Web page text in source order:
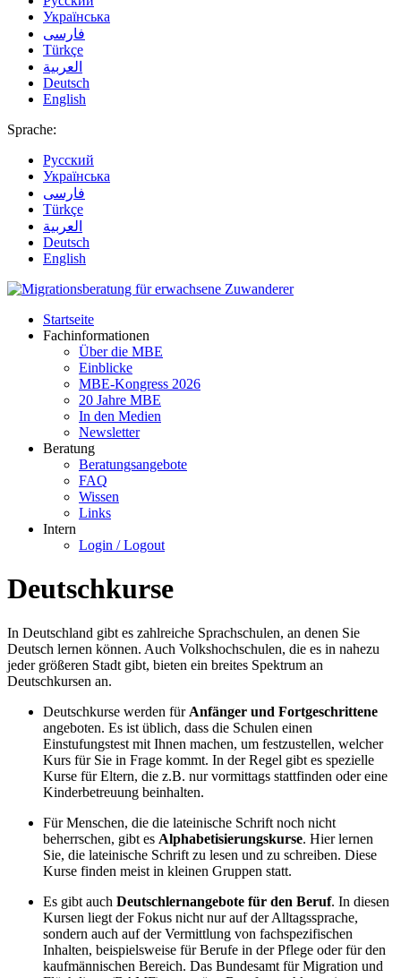
Українська
فارسی
Türkçe
العربية
Deutsch
English
Sprache:
Русский
Українська
فارسی
Türkçe
العربية
Deutsch
English
Startseite
Fachinformationen
Über die MBE
Einblicke
MBE-Kongress 2026
20 Jahre MBE
In den Medien
Newsletter
Beratung
Beratungsangebote
FAQ
Wissen
Links
Intern
Login / Logout
Deutschkurse
In Deutschland gibt es zahlreiche Sprachschulen, an denen Sie
Deutsch lernen können. Auch Volkshochschulen, die es in nahezu
jeder größeren Stadt gibt, bieten ein breites Spektrum an
Deutschkursen an.
Deutschkurse werden für Anfänger und Fortgeschrittene
angeboten. Es ist üblich, dass die Schulen einen
Einstufungstest mit Ihnen machen, um festzustellen, welcher
Kurs für Sie in Frage kommt. In der Regel gibt es spezielle
Kurse für Eltern, die z.B. nur vormittags stattfinden oder eine
Kinderbetreuung beinhalten.
Für Menschen, die die lateinische Schrift noch nicht
beherrschen, gibt es Alphabetisierungskurse. Hier lernen
Sie, die lateinische Schrift zu lesen und zu schreiben. Diese
Kurse finden meist in kleinen Gruppen statt.
Es gibt auch Deutschlernangebote für den Beruf. In diesen
Kursen liegt der Fokus nicht nur auf der Alltagssprache,
sondern auch auf der Vermittlung von fachspezifischen
Inhalten, beispielsweise für Berufe in der Pflege oder für den
kaufmännischen Bereich. Das Bundesamt für Migration und